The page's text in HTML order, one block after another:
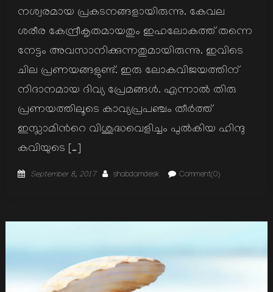
നശ്വരമായ പ്രകടനങ്ങളായിരുന്നു. കേവല
ശരീര കേന്ദ്രീകൃതമായതും ഇഹലോകത്ത് തന്നെ
നേട്ടം അവസാനിക്കുന്നതുമായിരുന്നു. ഇവിടെ
ചില പ്രണയങ്ങളുണ്ട്. ഇരു ലോകവിജയത്തിന്
നിദാനമായ ദിവ്യ പ്രേമങ്ങള്‍. എന്നാല്‍ തിരു
പ്രണയത്തിലൂടെ കാവ്യപ്രപഞ്ചം തീര്‍ത്ത്
ഇസ്ലാമിന്‍റെ വിശുദ്ധവെളിച്ചം പുല്‍കിയ ഹിന്ദു
കവിയുടെ […]
Posted
September 8, 2017 Author
shabdamdesk Comment(0)